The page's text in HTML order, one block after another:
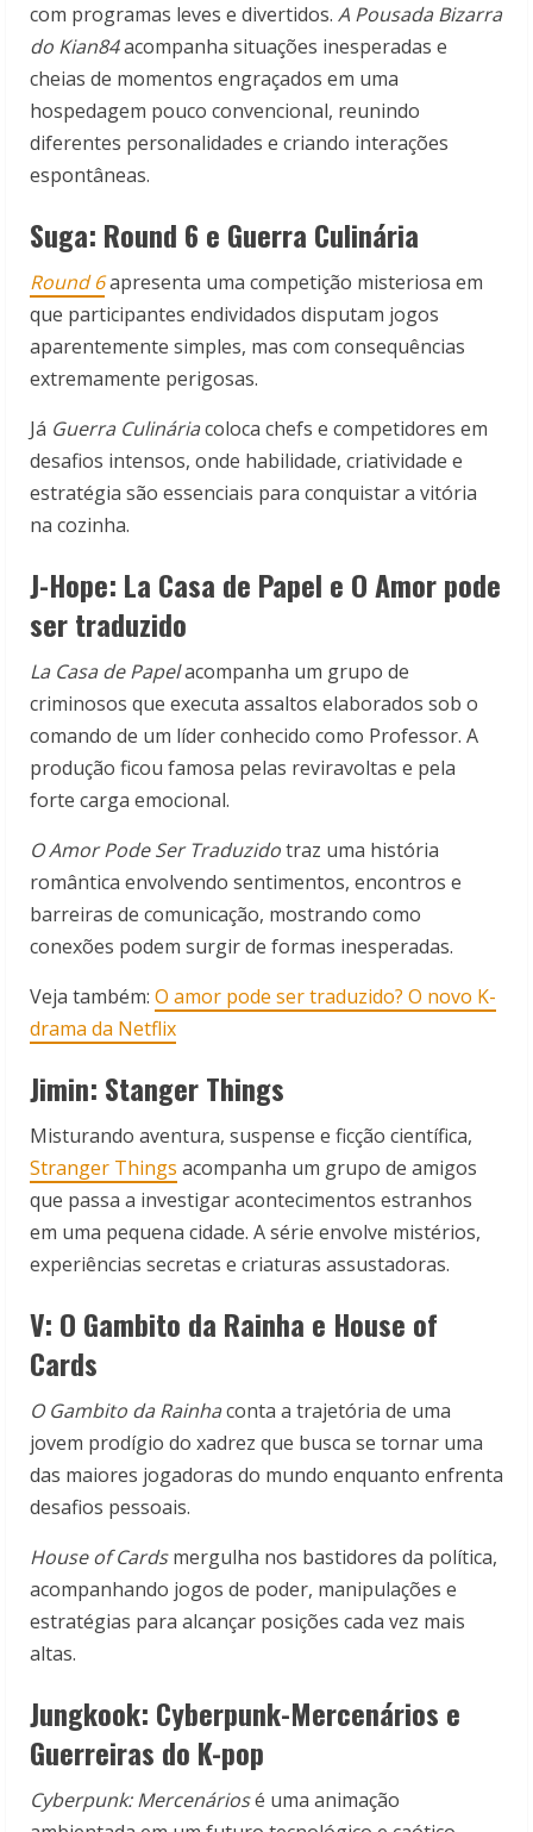
com programas leves e divertidos. A Pousada Bizarra
do Kian84acompanha situações inesperadas e
cheias de momentos engraçados em uma
hospedagem pouco convencional, reunindo
diferentes personalidades e criando interações
espontâneas.
Suga: Round 6 e Guerra Culinária
Round 6apresenta uma competição misteriosa em
que participantes endividados disputam jogos
aparentemente simples, mas com consequências
extremamente perigosas.
Já Guerra Culináriacoloca chefs e competidores em
desafios intensos, onde habilidade, criatividade e
estratégia são essenciais para conquistar a vitória
na cozinha.
J-Hope: La Casa de Papel e O Amor pode
ser traduzido
La Casa de Papelacompanha um grupo de
criminosos que executa assaltos elaborados sob o
comando de um líder conhecido como Professor. A
produção ficou famosa pelas reviravoltas e pela
forte carga emocional.
O Amor Pode Ser Traduzidotraz uma história
romântica envolvendo sentimentos, encontros e
barreiras de comunicação, mostrando como
conexões podem surgir de formas inesperadas.
Veja também: O amor pode ser traduzido? O novo K-
drama da Netflix
Jimin: Stanger Things
Misturando aventura, suspense e ficção científica,
Stranger Things acompanha um grupo de amigos
que passa a investigar acontecimentos estranhos
em uma pequena cidade. A série envolve mistérios,
experiências secretas e criaturas assustadoras.
V: O Gambito da Rainha e House of
Cards
O Gambito da Rainhaconta a trajetória de uma
jovem prodígio do xadrez que busca se tornar uma
das maiores jogadoras do mundo enquanto enfrenta
desafios pessoais.
House of Cardsmergulha nos bastidores da política,
acompanhando jogos de poder, manipulações e
estratégias para alcançar posições cada vez mais
altas.
Jungkook: Cyberpunk-Mercenários e
Guerreiras do K-pop
Cyberpunk: Mercenáriosé uma animação